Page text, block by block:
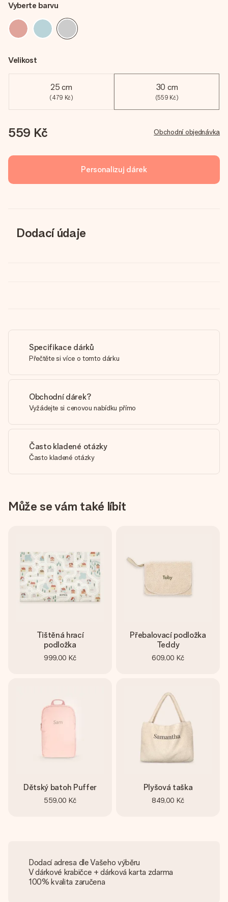
Vyberte barvu
Velikost
25 cm
(479 Kč)
30 cm
(559 Kč)
559 Kč Obchodní objednávka
Personalizuj dárek
Dodací údaje
Specifikace dárků
Přečtěte si více o tomto dárku
Obchodní dárek?
Vyžádejte si cenovou nabídku přímo
Často kladené otázky
Často kladené otázky
Může se vám také líbit
Tištěná hrací
podložka
999,00 Kč
Přebalovací podložka
Teddy
609,00 Kč
Dětský batoh Puffer
559,00 Kč
Plyšová taška
849,00 Kč
Dodací adresa dle Vašeho výběru
V dárkové krabičce + dárková karta zdarma
100% kvalita zaručena